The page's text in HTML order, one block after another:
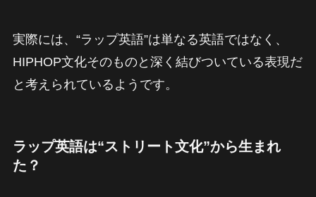
実際には、“ラップ英語”は単なる英語ではなく、
HIPHOP文化そのものと深く結びついている表現だ
と考えられているようです。
ラップ英語は“ストリート文化”から生まれ
た？